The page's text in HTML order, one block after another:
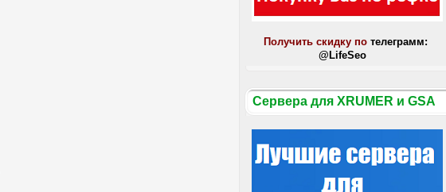
Получить скидку по телеграмм:
@LifeSeo
Сервера для XRUMER и GSA